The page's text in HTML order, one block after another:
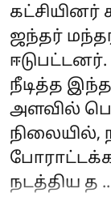
ஜந்தர்
நீடித்த
அளவில்
நிலையில்,
நடத்திய த